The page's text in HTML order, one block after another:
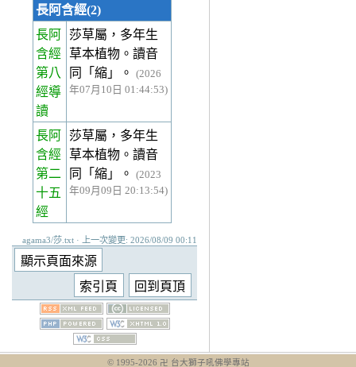
長阿含經(2)
長阿
含經
第八
經導
讀
莎草屬，多年生
草本植物。讀音
同「縮」。
(2026
年07月10日 01:44:53)
長阿
含經
第二
十五
經
莎草屬，多年生
草本植物。讀音
同「縮」。
(2023
年09月09日 20:13:54)
agama3/莎.txt · 上一次變更: 2026/08/09 00:11
© 1995-2026 卍 台大獅子吼佛學專站